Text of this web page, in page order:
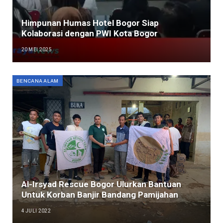
Himpunan Humas Hotel Bogor Siap
Kolaborasi dengan PWI Kota Bogor
20 MEI 2025
BENCANA ALAM
Al-Irsyad Rescue Bogor Ulurkan Bantuan
Untuk Korban Banjir Bandang Pamijahan
4 JULI 2022